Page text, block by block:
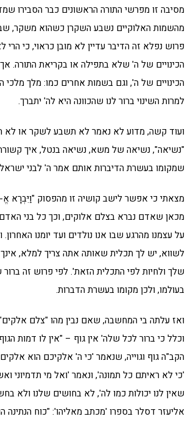
מסיבה זו מפרשי התורה הראשונים כבר הסבירו
מהשמות האלוקיים נשבע השקרן כשהוא משקר,
פרוש נפלא זה הדיבר עדיין לא מובן כראוי, כי
הכינויים של ה' שלא בתפילה או בקריאת
הכינויים של ה', וגם בשמות אחרים כמו: מלך
למרות השינוי ברור לנו שהכוונה היא לה' יתברך.
ועוד קשה, מדוע לא נאמר לא תשבע לשקר או
"נשיאה", נשיאה של משא, נשיאה בנטל, איך
שמקומו בעשרת הדיברות אותם אמר ה' לבני
מצאתי כי אפשר לישב קושיה זו מהפסוק
מכאן שאדם נברא בצלם אלוקים, וכך כל בני
על עצמנו מהרגע שבו אנו נולדים ועד יומנו
לשווא, יש לך תכלית שאותה אתה צריך למלא,
שלך ולחיות לפי התכלית הזאת'. לפי פרוש זה
בעולמו, ולכן מקומו בעשרת הדברות.
ואז עלתה בי המחשבה, שאם נבין מהו "צלם
וכלל כי ברור לכל שלה' אין גוף – "אין לו דמות
הקב"ה גוף וגוייה, שנאמר 'כי ה' אלקיכם הוא
'כי לא ראיתם כל תמונה', ונאמר 'ואל מי תדמיוני
שאין לנו יכולות כמו לה', לא בחושים שלנו ולא
אליעזר דסלר בספרו 'מכתב מאליהו': "כוח הנתינה